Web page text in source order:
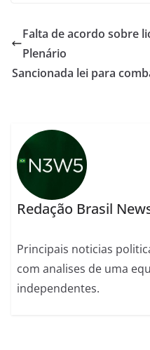
Falta de acordo sobre
Plenário
Sancionada lei para
Redação Brasil
Principais noticias
com analises de uma
independentes.